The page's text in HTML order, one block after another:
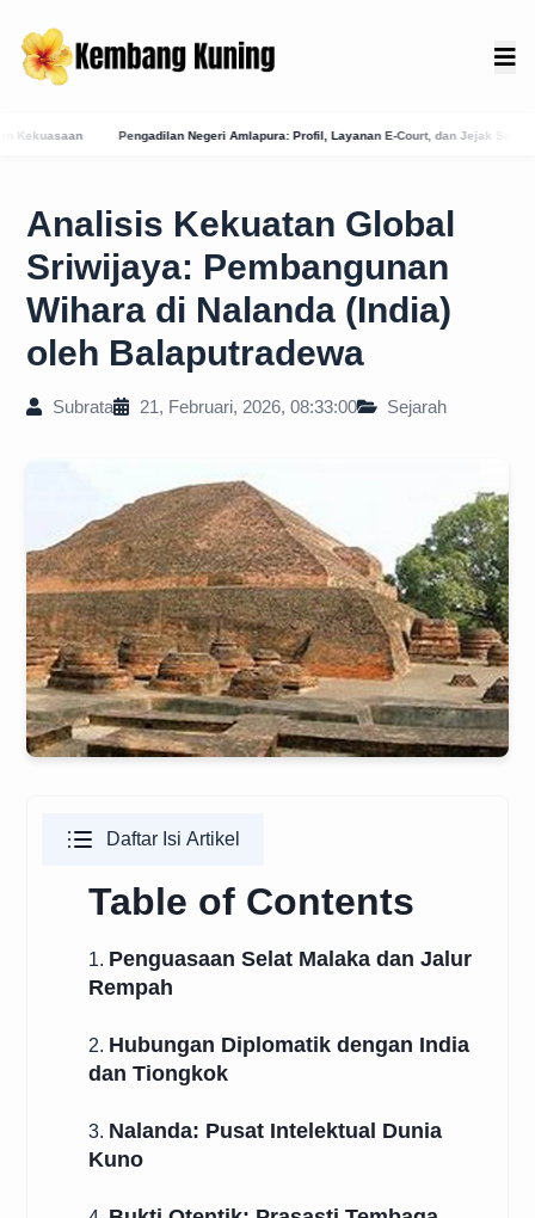
Profil, Layanan E-Court, dan Jejak Sejarah Peradilan di Karangasem
Analisis Kekuatan Global
Sriwijaya: Pembangunan
Wihara di Nalanda (India)
oleh Balaputradewa
Subrata 21, Februari, 2026, 08:33:00 Sejarah
Daftar Isi Artikel
Table of Contents
1. Penguasaan Selat Malaka dan Jalur
Rempah
2. Hubungan Diplomatik dengan India
dan Tiongkok
3. Nalanda: Pusat Intelektual Dunia
Kuno